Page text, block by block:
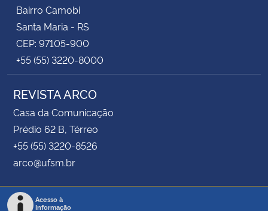
Bairro Camobi
Santa Maria - RS
CEP: 97105-900
+55 (55) 3220-8000
REVISTA ARCO
Casa da Comunicação
Prédio 62 B, Térreo
+55 (55) 3220-8526
arco@ufsm.br
Acesso à
Informação